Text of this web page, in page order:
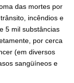
das mortes por
incêndios e
5 mil substâncias
por cerca
(em diversos
sangüíneos e